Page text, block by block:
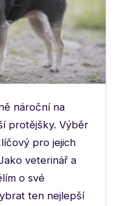
nároční na
protějšky. Výběr
pro jejich
veterinář a
o své
ten nejlepší